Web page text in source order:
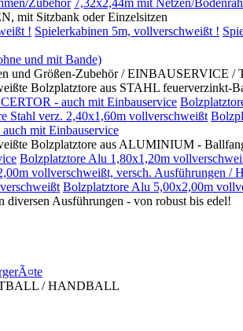
Zubehör 7,32x2,44m mit Netzen/
mit Sitzbank oder Einzelsitzen
! Spielerkabinen 5m, vollverschweißt !
und mit Bande)
Größen-Zubehör / EINBAUSERVICE /
Bolzplatztore aus STAHL feuerverzinkt-
- auch mit Einbauservice
Stahl verz. 2,40x1,60m vollverschweißt
mit Einbauservice
Bolzplatztore aus ALUMINIUM - Ballfang
Bolzplatztore Alu 1,80x1,20m
vollverschweißt, versch. Ausführungen /
Bolzplatztore Alu 5,00x2,00m
Ausführungen - von robust bis edel!
/ HANDBALL